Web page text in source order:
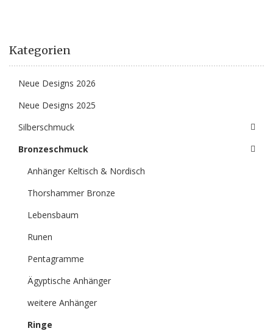
Kategorien
Neue Designs 2026
Neue Designs 2025
Silberschmuck
Bronzeschmuck
Anhänger Keltisch & Nordisch
Thorshammer Bronze
Lebensbaum
Runen
Pentagramme
Ägyptische Anhänger
weitere Anhänger
Ringe